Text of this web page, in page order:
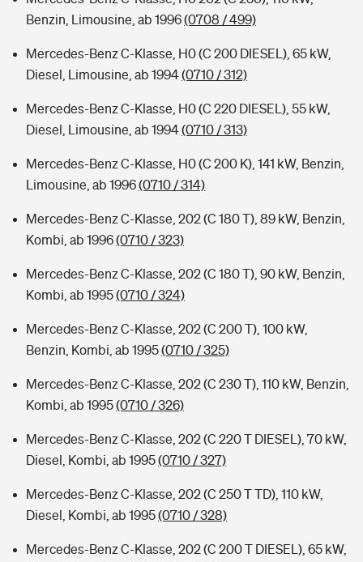
Benzin, Limousine, ab 1996(0708 / 499)
Mercedes-Benz C-Klasse, H0 (C 200 DIESEL), 65 kW,
Diesel, Limousine, ab 1994(0710 / 312)
Mercedes-Benz C-Klasse, H0 (C 220 DIESEL), 55 kW,
Diesel, Limousine, ab 1994(0710 / 313)
Mercedes-Benz C-Klasse, H0 (C 200 K), 141 kW, Benzin,
Limousine, ab 1996(0710 / 314)
Mercedes-Benz C-Klasse, 202 (C 180 T), 89 kW, Benzin,
Kombi, ab 1996(0710 / 323)
Mercedes-Benz C-Klasse, 202 (C 180 T), 90 kW, Benzin,
Kombi, ab 1995(0710 / 324)
Mercedes-Benz C-Klasse, 202 (C 200 T), 100 kW,
Benzin, Kombi, ab 1995(0710 / 325)
Mercedes-Benz C-Klasse, 202 (C 230 T), 110 kW, Benzin,
Kombi, ab 1995(0710 / 326)
Mercedes-Benz C-Klasse, 202 (C 220 T DIESEL), 70 kW,
Diesel, Kombi, ab 1995(0710 / 327)
Mercedes-Benz C-Klasse, 202 (C 250 T TD), 110 kW,
Diesel, Kombi, ab 1995(0710 / 328)
Mercedes-Benz C-Klasse, 202 (C 200 T DIESEL), 65 kW,